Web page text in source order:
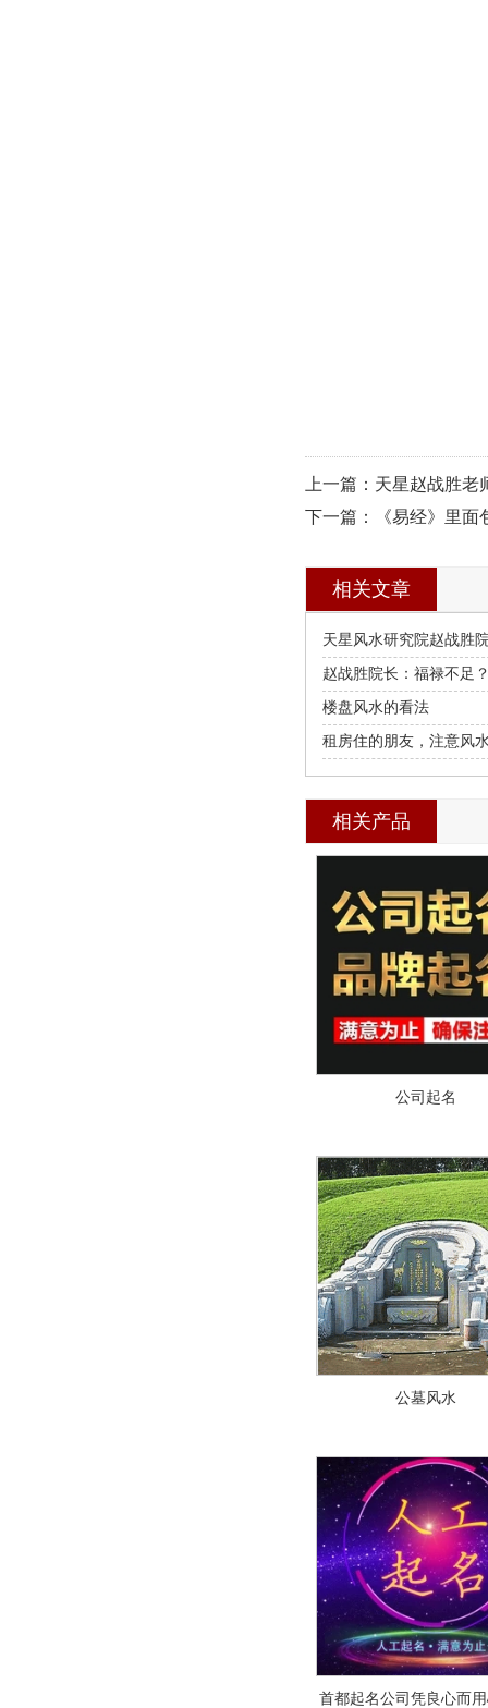
上一篇：天星赵战胜
下一篇：《易经》里面
相关文章
天星风水研究院赵战胜
易变无穷，其用无方
赵战胜院长：福禄不足
一个改变命运之法
楼盘风水的看法
租房住的朋友，注意风
相关产品
公司起名
公墓风水
首都起名公司凭良心而